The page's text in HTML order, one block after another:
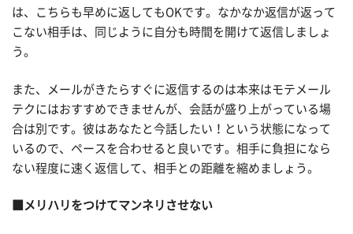
は、こちらも早めに返してもOKです。なかなか返信が返って
こない相手は、同じように自分も時間を開けて返信しましょ
う。
また、メールがきたらすぐに返信するのは本来はモテメール
テクにはおすすめできませんが、会話が盛り上がっている場
合は別です。彼はあなたと今話したい！という状態になって
いるので、ペースを合わせると良いです。相手に負担になら
ない程度に速く返信して、相手との距離を縮めましょう。
■メリハリをつけてマンネリさせない